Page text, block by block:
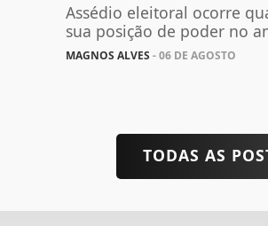
Assédio eleitoral ocorre
sua posição de poder no
MAGNOS ALVES - 06 DE AGOSTO
TODAS AS